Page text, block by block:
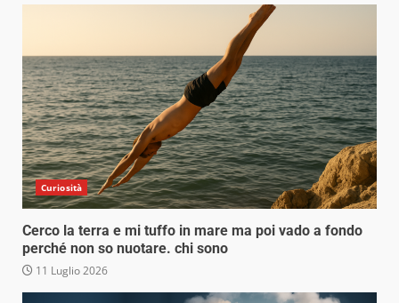
Curiosità
Cerco la terra e mi tuffo in mare ma poi vado a fondo
perché non so nuotare. chi sono
11 Luglio 2026